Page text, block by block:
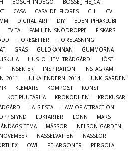
BOSCH INDEGO
BOSSE_THE_CAT
CASA CASA DE FLORES CHI
CV
DIGITAL ART DIY
EDEN PIHAKLUBI
EVITA FAMILJEN_SNÖDROPPE
FISKARS
FÖRE&EFTER
FÖRELÄSNING
GRÄS GULDKANNAN
GUMMORNA
HUS O HEM TRÄDGÅRD
HÖST
INSEKTER INSPIRATION
INSTAGRAM
2011 JULKALENDERN 2014
JUNK GARDEN
KLEMATIS KOMPOST
KONST
KOTIPUUTARHA KROKODILEN
KROKUSAR
LA SIESTA
LAW_OF_ATTRACTION
LUKTÄRTER LÖNN
MARS
MÄSSOR
NELSON_GARDEN
NOVEMBER NÄSSELVATTEN
NÄSSLOR
OWL PELARGONER
PERGOLA